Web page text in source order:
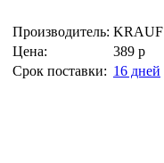
Производитель: KRAUF
Цена:
389 р
Срок поставки: 16 дней